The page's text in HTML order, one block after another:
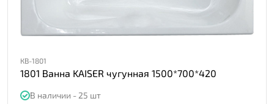
КВ-1801
1801 Ванна KAISER чугунная 1500*700*420
В наличии - 25 шт